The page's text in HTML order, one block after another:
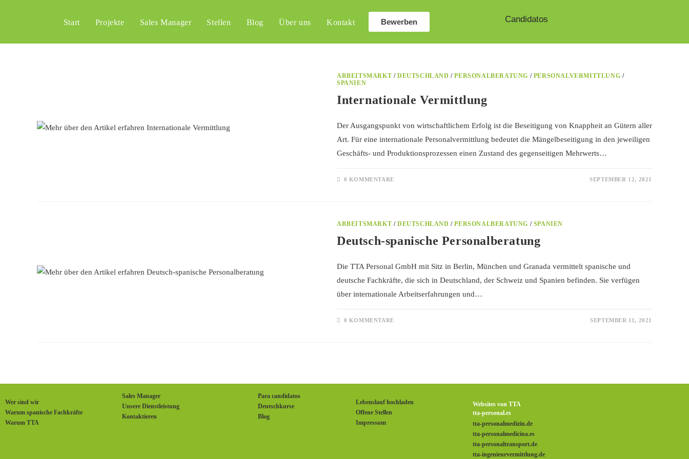
Start Projekte Sales Manager Stellen Blog Über uns Kontakt Bewerben Candidatos
ARBEITSMARKT /DEUTSCHLAND /PERSONALBERATUNG / PERSONALVERMITTLUNG /
SPANIEN
Internationale Vermittlung
Der Ausgangspunkt von wirtschaftlichem Erfolg ist die Beseitigung von Knappheit an Gütern aller
Art. Für eine internationale Personalvermittlung bedeutet die Mängelbeseitigung in den jeweiligen
Geschäfts- und Produktionsprozessen einen Zustand des gegenseitigen Mehrwerts…
0 KOMMENTARE SEPTEMBER 12, 2021
ARBEITSMARKT /DEUTSCHLAND /PERSONALBERATUNG / SPANIEN
Deutsch-spanische Personalberatung
Die TTA Personal GmbH mit Sitz in Berlin, München und Granada vermittelt spanische und
deutsche Fachkräfte, die sich in Deutschland, der Schweiz und Spanien befinden. Sie verfügen
über internationale Arbeitserfahrungen und…
0 KOMMENTARE SEPTEMBER 11, 2021
Wer sind wir
Warum spanische Fachkräfte
Warum TTA
Sales Manager
Unsere Dienstleistung
Kontaktieren
Para candidatos
Deutschkurse
Blog
Lebenslauf hochladen
Offene Stellen
Impressum
Websites von TTA
tta-personal.es
tta-personalmedizin.de
tta-personalmedicina.es
tta-personaltransport.de
tta-ingenieurvermittlung.de